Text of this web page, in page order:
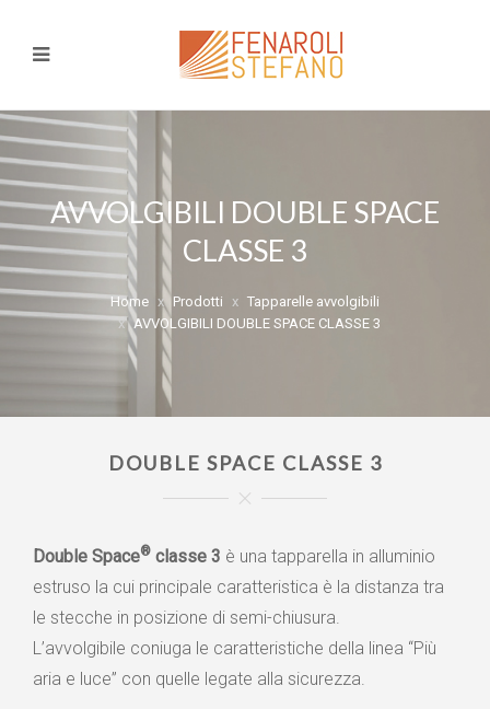
AVVOLGIBILI DOUBLE SPACE
CLASSE 3
Home Prodotti
Tapparelle avvolgibili
AVVOLGIBILI DOUBLE SPACE CLASSE 3
DOUBLE SPACE CLASSE 3
Double Space® classe 3 è una tapparella in alluminio
estruso la cui principale caratteristica è la distanza tra
le stecche in posizione di semi-chiusura.
L’avvolgibile coniuga le caratteristiche della linea “Più
aria e luce” con quelle legate alla sicurezza.